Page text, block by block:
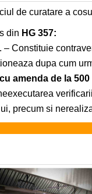
de curatare a
din HG 357:
– Constituie
dupa cum
amenda de la 500
precum si